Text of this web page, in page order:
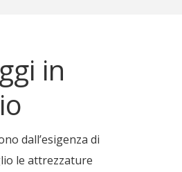
in
dall’esigenza di
le attrezzature